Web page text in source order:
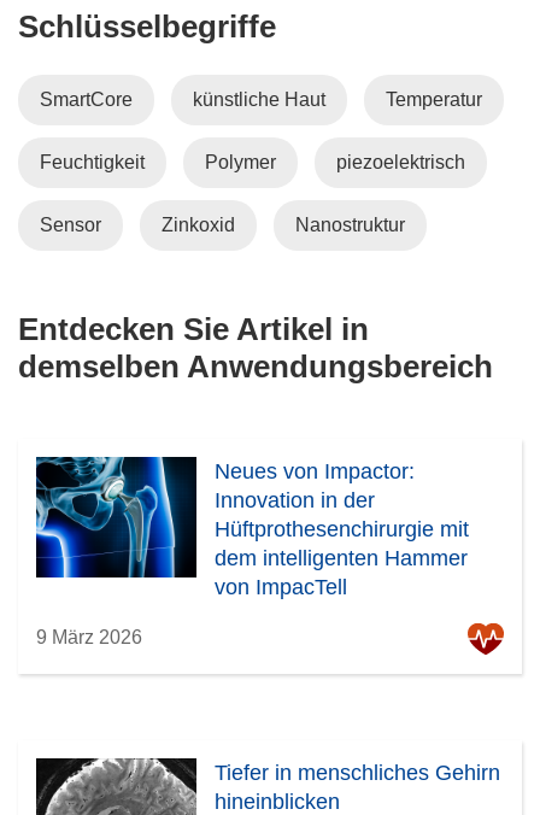
Schlüsselbegriffe
SmartCore künstliche Haut Temperatur
Feuchtigkeit Polymer piezoelektrisch
Sensor Zinkoxid Nanostruktur
Entdecken Sie Artikel in
demselben Anwendungsbereich
Neues von Impactor:
Innovation in der
Hüftprothesenchirurgie mit
dem intelligenten Hammer
von ImpacTell
9 März 2026
Tiefer in menschliches Gehirn
hineinblicken